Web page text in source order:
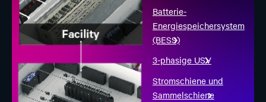
Batterie-
Energiespeichersystem
(BESS)
3-phasige USV
Stromschiene und
Sammelschiene